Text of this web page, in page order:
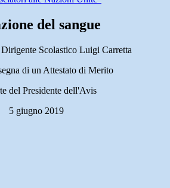
del sangue
Scolastico Luigi Carretta
di un Attestato di Merito
del Presidente dell'Avis
5 giugno 2019